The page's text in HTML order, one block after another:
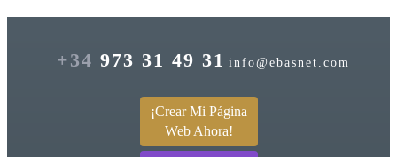
+34 973 31 49 31 info@ebasnet.com
¡Crear Mi Página
Web Ahora!